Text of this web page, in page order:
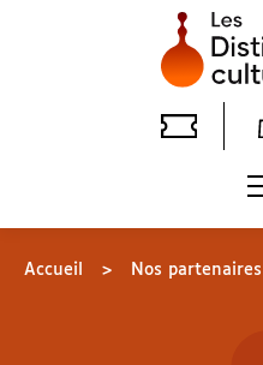
Accueil > Nos partenaires